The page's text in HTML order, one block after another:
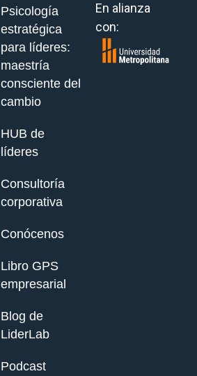
Psicología
estratégica
para líderes:
maestría
consciente del
cambio
HUB de
líderes
Consultoría
corporativa
Conócenos
Libro GPS
empresarial
Blog de
LiderLab
Podcast
En alianza
con: